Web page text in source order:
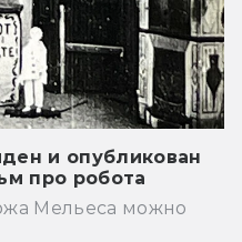
и опубликован
про робота
Мельеса можно